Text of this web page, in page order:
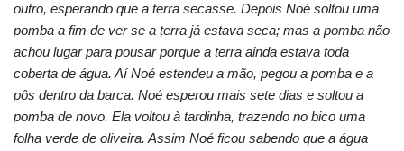
outro, esperando que a terra secasse. Depois Noé soltou uma
pomba a fim de ver se a terra já estava seca; mas a pomba não
achou lugar para pousar porque a terra ainda estava toda
coberta de água. Aí Noé estendeu a mão, pegou a pomba e a
pôs dentro da barca. Noé esperou mais sete dias e soltou a
pomba de novo. Ela voltou à tardinha, trazendo no bico uma
folha verde de oliveira. Assim Noé ficou sabendo que a água